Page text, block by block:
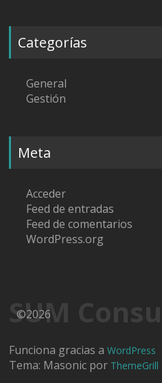
Categorías
General
Gestión
Meta
Acceder
Feed de entradas
Feed de comentarios
WordPress.org
SUM
©2026
Funciona gracias aWordPress
Tema: Masonic por ThemeGrill